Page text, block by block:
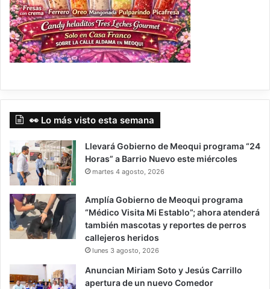
👀 Lo más visto esta semana
Llevará Gobierno de Meoqui programa “24
Horas” a Barrio Nuevo este miércoles
martes 4 agosto, 2026
Amplía Gobierno de Meoqui programa
“Médico Visita Mi Establo”; ahora atenderá
también mascotas y reportes de perros
callejeros heridos
lunes 3 agosto, 2026
Anuncian Miriam Soto y Jesús Carrillo
apertura de un nuevo Comedor